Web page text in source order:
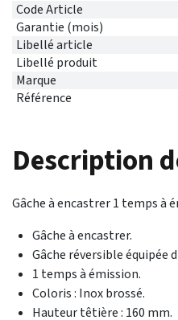
Code Article
Garantie (mois)
Libellé article
Libellé produit
Marque
Référence
Description
Gâche à encastrer 1 temps à
Gâche à encastrer.
Gâche réversible équipée
1 temps à émission.
Coloris : Inox brossé.
Hauteur têtière : 160 mm.